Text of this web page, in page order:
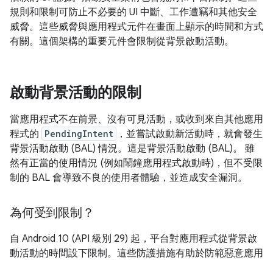
規則和限制可防止不必要的 UI 中斷、工作遭竊和其他安全
威脅。這些威脅與應用程式元件在畫面上顯示的時間和方式
有關。這個架構的重要元件會限制從背景啟動活動。
啟動背景活動的限制
當應用程式不在前景、沒有可見活動，或收到來自其他應用
程式的 PendingIntent
，並嘗試啟動新活動時，就會發生
背景活動啟動 (BAL) 情況。這是背景活動啟動 (BAL)。 雖
然有正當的使用情況 (例如鬧鐘應用程式啟動時)，但不受限
制的 BAL 會導致不良的使用者體驗，並造成安全漏洞。
為何受到限制？
自 Android 10 (API 級別 29) 起，平台對應用程式從背景啟
動活動的時間設下限制。這些防護措施有助於防範惡意應用